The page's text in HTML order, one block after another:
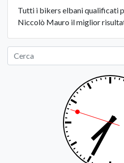
Tutti i bikers elbani qualificati
Niccolò Mauro il miglior